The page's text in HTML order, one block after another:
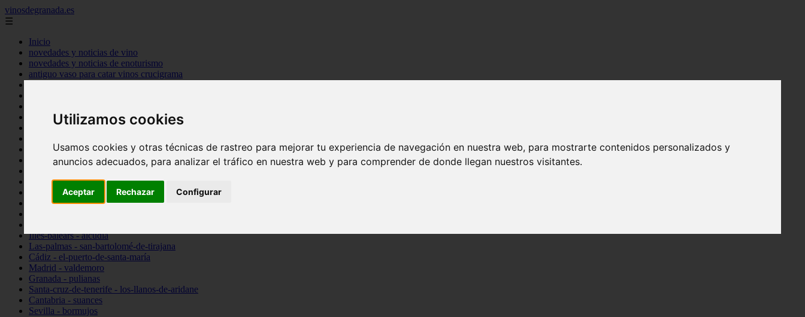
Utilizamos cookies
Usamos cookies y otras técnicas de rastreo para mejorar tu experiencia de navegación en nuestra web, para mostrarte contenidos personalizados y
anuncios adecuados, para analizar el tráfico en nuestra web y para comprender de donde llegan nuestros visitantes.
Aceptar Rechazar Configurar
vinosdegranada.es
☰
Inicio
novedades y noticias de vino
novedades y noticias de enoturismo
antiguo vaso para catar vinos crucigrama
Sevilla - sevilla
Barcelona - barcelona
Santa-cruz-de-tenerife - guía-de-isora
La-rioja - casalarreina
Almería - roquetas-de-mar
Illes-balears - alcúdia
Las-palmas - san-bartolomé-de-tirajana
Cádiz - el-puerto-de-santa-maría
Madrid - valdemoro
Granada - pulianas
Santa-cruz-de-tenerife - los-llanos-de-aridane
Cantabria - suances
Sevilla - bormujos